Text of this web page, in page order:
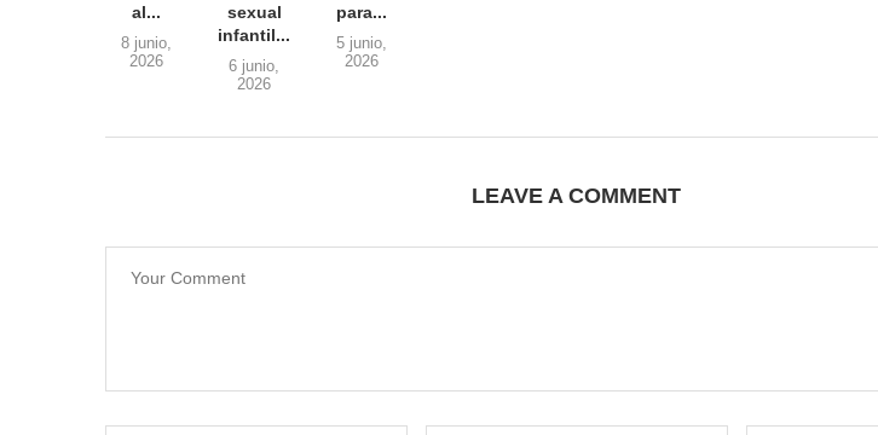
al...
8 junio,
2026
sexual
infantil...
6 junio,
2026
para...
5 junio,
2026
LEAVE A COMMENT